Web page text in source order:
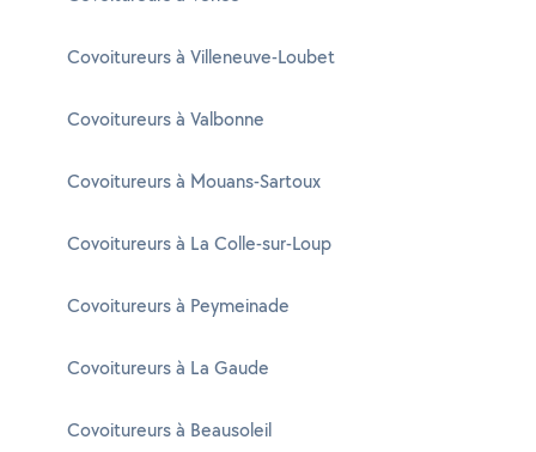
Covoitureurs à Villeneuve-Loubet
Covoitureurs à Valbonne
Covoitureurs à Mouans-Sartoux
Covoitureurs à La Colle-sur-Loup
Covoitureurs à Peymeinade
Covoitureurs à La Gaude
Covoitureurs à Beausoleil